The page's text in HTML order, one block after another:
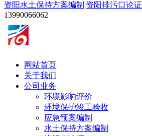
资阳水土保持方案编制 |资阳排污口论证
13990066062
网站首页
关于我们
公司业务
环境影响评价
环境保护竣工验收
应急预案编制
水土保持方案编制